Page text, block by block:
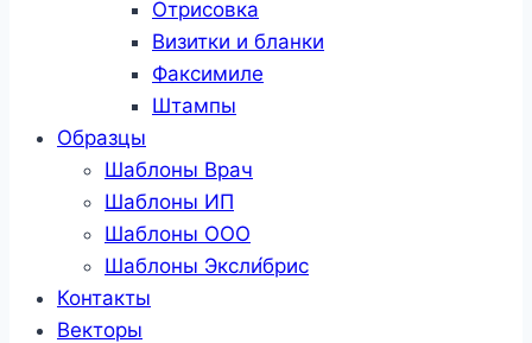
Отрисовка
Визитки и бланки
Факсимиле
Штампы
Образцы
Шаблоны Врач
Шаблоны ИП
Шаблоны ООО
Шаблоны Эксли́брис
Контакты
Векторы